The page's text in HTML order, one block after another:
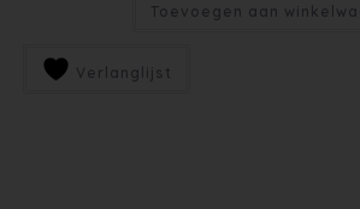
Toevoegen aan
Verlanglijst